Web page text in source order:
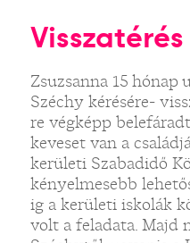
Visszatérés
Zsuzsanna 15 hónap
Széchy kérésére-
re végképp
keveset van a
kerületi Szabadidő
kényelmesebb
ig a kerületi iskolák
volt a feladata.